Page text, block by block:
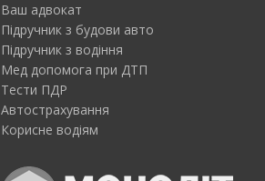
Ваш адвокат
Підручник з будови авто
Підручник з водіння
Мед допомога при ДТП
Тести ПДР
Автострахування
Корисне водіям